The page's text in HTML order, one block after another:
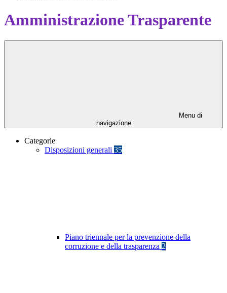
Amministrazione Trasparente
Menu di
navigazione
Categorie
Disposizioni generali 35
Piano triennale per la prevenzione della
corruzione e della trasparenza 2